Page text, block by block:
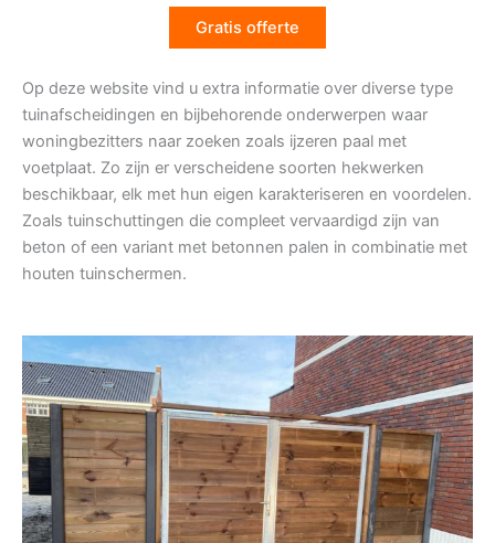
Gratis offerte
Op deze website vind u extra informatie over diverse type
tuinafscheidingen en bijbehorende onderwerpen waar
woningbezitters naar zoeken zoals ijzeren paal met
voetplaat. Zo zijn er verscheidene soorten hekwerken
beschikbaar, elk met hun eigen karakteriseren en voordelen.
Zoals tuinschuttingen die compleet vervaardigd zijn van
beton of een variant met betonnen palen in combinatie met
houten tuinschermen.